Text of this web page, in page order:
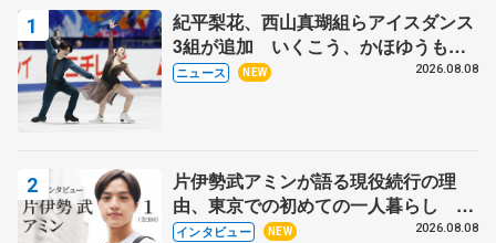
紀平梨花、西山真瑚組らアイスダンス
3組が追加 いくこう、かほゆうも、
木下グループ杯
ニュース NEW 2026.08.08
片伊勢武アミンが語る現役続行の理
由、東京での初めての一人暮らし 注
目スケーターの「今」に迫る
インタビュー NEW 2026.08.08